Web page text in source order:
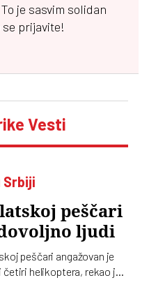
je sasvim solidan
prijavite!
Vesti
Srbiji
peščari
ljudi
peščari angažovan je
helikoptera, rekao je